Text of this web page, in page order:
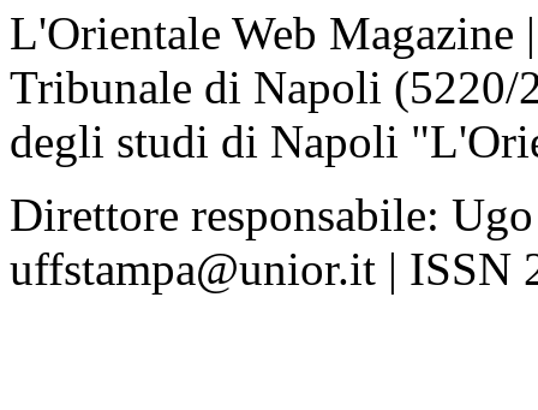
L'Orientale Web Magazine
Tribunale di Napoli
degli studi di Napoli
Direttore responsabile:
uffstampa@unior.it | ISSN